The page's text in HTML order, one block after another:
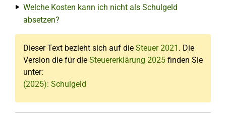
Welche Kosten kann ich nicht als Schulgeld
absetzen?
Dieser Text bezieht sich auf die Steuer 2021 . Die
Version die für die Steuererklärung 2025 finden Sie
unter:
(2025): Schulgeld